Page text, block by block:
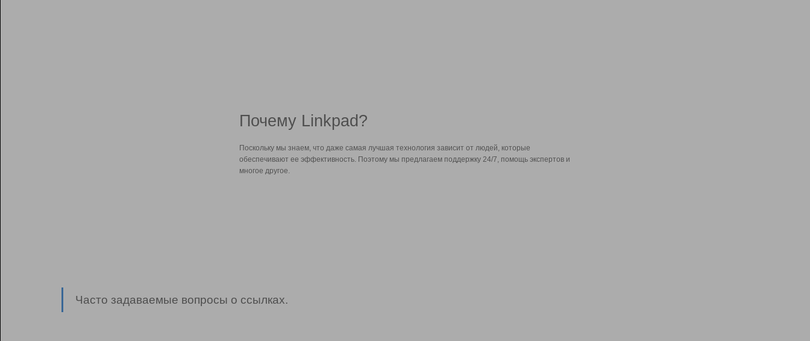
Почему Linkpad?
Поскольку мы знаем, что даже самая лучшая технология зависит от людей, которые
обеспечивают ее эффективность. Поэтому мы предлагаем поддержку 24/7, помощь экспертов и
многое другое.
Часто задаваемые вопросы о ссылках.